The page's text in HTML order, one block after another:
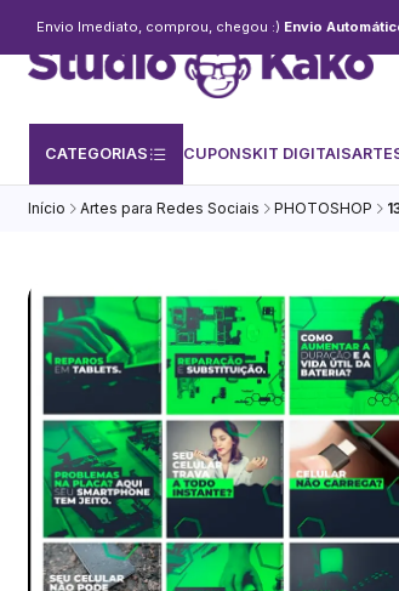
CATEGORIAS CUPONSKIT DIGITAIS
Envio Imediato, comprou, chegou :) Envio
Início Artes para Redes Sociais PHOTOSHOP